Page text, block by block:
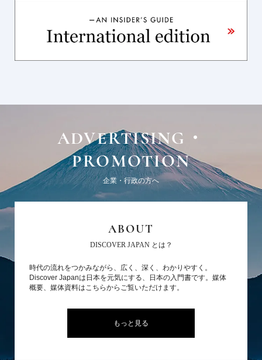
ADVERTISING・
PROMOTION
企業・行政の方へ
ABOUT
DISCOVER JAPAN とは？
時代の流れをつかみながら、広く、深く、わかりやすく。
Discover Japanは日本を元気にする、日本の入門書です。媒体
概要、媒体資料はこちらからご覧いただけます。
もっと見る